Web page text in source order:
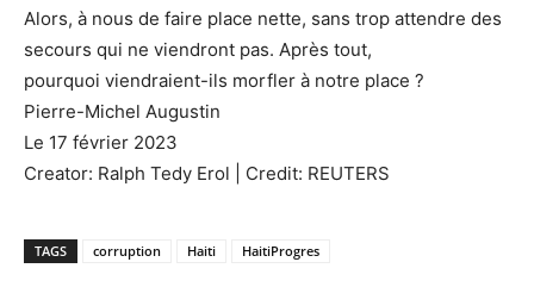
Alors, à nous de faire place nette, sans trop attendre des
secours qui ne viendront pas. Après tout,
pourquoi viendraient-ils morfler à notre place ?
Pierre-Michel Augustin
Le 17 février 2023
Creator: Ralph Tedy Erol | Credit: REUTERS
TAGS corruption Haiti HaitiProgres